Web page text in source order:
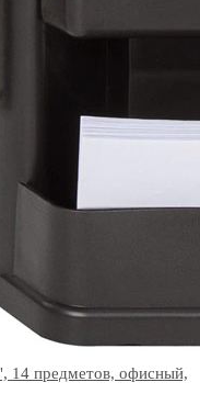
14 предметов, офисный,